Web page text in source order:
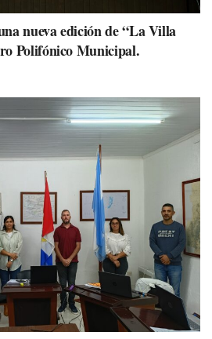
nueva edición de “La Villa
Polifónico Municipal.